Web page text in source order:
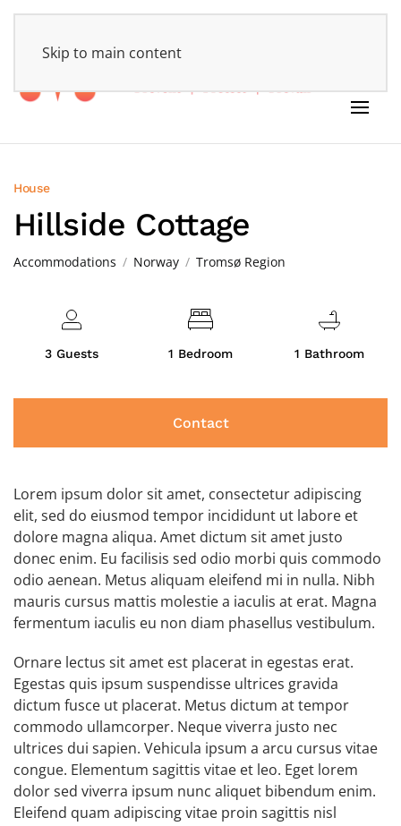
Skip to main content
House
Hillside Cottage
Accommodations Norway Tromsø Region
3 Guests 1 Bedroom 1 Bathroom
Contact
Lorem ipsum dolor sit amet, consectetur adipiscing
elit, sed do eiusmod tempor incididunt ut labore et
dolore magna aliqua. Amet dictum sit amet justo
donec enim. Eu facilisis sed odio morbi quis commodo
odio aenean. Metus aliquam eleifend mi in nulla. Nibh
mauris cursus mattis molestie a iaculis at erat. Magna
fermentum iaculis eu non diam phasellus vestibulum.
Ornare lectus sit amet est placerat in egestas erat.
Egestas quis ipsum suspendisse ultrices gravida
dictum fusce ut placerat. Metus dictum at tempor
commodo ullamcorper. Neque viverra justo nec
ultrices dui sapien. Vehicula ipsum a arcu cursus vitae
congue. Elementum sagittis vitae et leo. Eget lorem
dolor sed viverra ipsum nunc aliquet bibendum enim.
Eleifend quam adipiscing vitae proin sagittis nisl